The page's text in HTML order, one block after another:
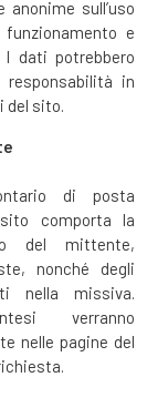
sull’uso
e
I dati potrebbero
responsabilità in
del sito.
di posta
comporta la
del mittente,
nonché degli
nella missiva.
verranno
nelle pagine del